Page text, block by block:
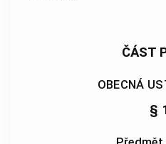
ČÁST
OBECNÁ
§